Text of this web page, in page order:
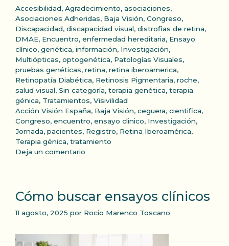
Categorías
Accesibilidad, Agradecimiento, asociaciones,
Asociaciones Adheridas, Baja Visión, Congreso,
Discapacidad, discapacidad visual, distrofias de retina,
DMAE, Encuentro, enfermedad hereditaria, Ensayo
clínico, genética, información, Investigación,
Multiópticas, optogenética, Patologías Visuales,
pruebas genéticas, retina, retina iberoamerica,
Retinopatía Diabética, Retinosis Pigmentaria, roche,
salud visual, Sin categoría, terapia genética, terapia
génica, Tratamientos, Visivilidad
Etiquetas
Acción Visión España, Baja Visión, ceguera, cientifica,
Congreso, encuentro, ensayo clinico, Investigación,
Jornada, pacientes, Registro, Retina Iberoamérica,
Terapia génica, tratamiento
Deja un comentario
Cómo buscar ensayos clínicos
11 agosto, 2025 por Rocio Marenco Toscano